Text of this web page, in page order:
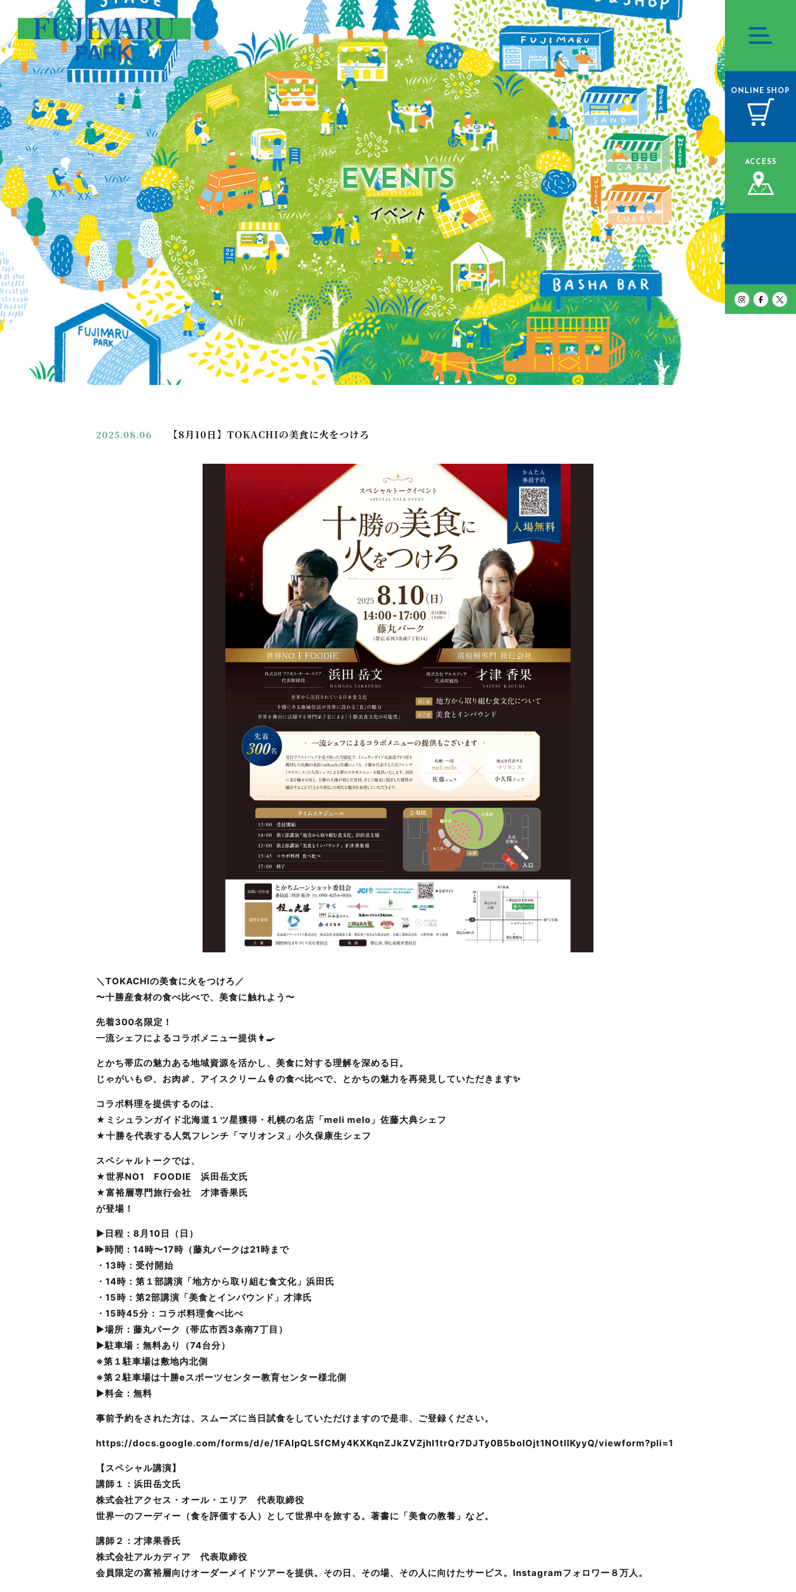
EVENTS
イベント
2025.08.06 【8月10日】TOKACHIの美食に火をつけろ
＼TOKACHIの美食に火をつけろ／
〜十勝産食材の食べ比べで、美食に触れよう〜
先着300名限定！
一流シェフによるコラボメニュー提供👨‍🍳
とかち帯広の魅力ある地域資源を活かし、美食に対する理解を深める日。
じゃがいも🥔、お肉🍖、アイスクリーム🍦の食べ比べで、とかちの魅力を再発見していただきます✨️
コラボ料理を提供するのは、
★ミシュランガイド北海道１ツ星獲得・札幌の名店「meli melo」佐藤大典シェフ
★十勝を代表する人気フレンチ「マリオンヌ」小久保康生シェフ
スペシャルトークでは、
★世界NO1 FOODIE 浜田岳文氏
★富裕層専門旅行会社 才津香果氏
が登場！
▶日程：8月10日（日）
▶時間：14時〜17時（藤丸パークは21時まで
・13時：受付開始
・14時：第１部講演「地方から取り組む食文化」浜田氏
・15時：第2部講演「美食とインバウンド」才津氏
・15時45分：コラボ料理食べ比べ
▶場所：藤丸パーク（帯広市西3条南7丁目）
▶駐車場：無料あり（74台分）
※第１駐車場は敷地内北側
※第２駐車場は十勝eスポーツセンター教育センター様北側
▶料金：無料
事前予約をされた方は、スムーズに当日試食をしていただけますので是非、ご登録ください。
https://docs.google.com/forms/d/e/1FAIpQLSfCMy4KXKqnZJkZVZjhI1trQr7DJTy0B5boIOjt1NOtlIKyyQ/viewform?pli=1
【スペシャル講演】
講師１：浜田岳文氏
株式会社アクセス・オール・エリア 代表取締役
世界一のフーディー（食を評価する人）として世界中を旅する。著書に「美食の教養」など。
講師２：才津果香氏
株式会社アルカディア 代表取締役
会員限定の富裕層向けオーダーメイドツアーを提供。その日、その場、その人に向けたサービス。Instagramフォロワー８万人。
ONLINE SHOP
ACCESS